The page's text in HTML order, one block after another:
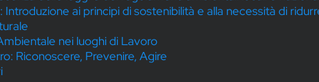
Introduzione ai principi di sostenibilità e alla necessità di
nei luoghi di Lavoro
Riconoscere, Prevenire, Agire